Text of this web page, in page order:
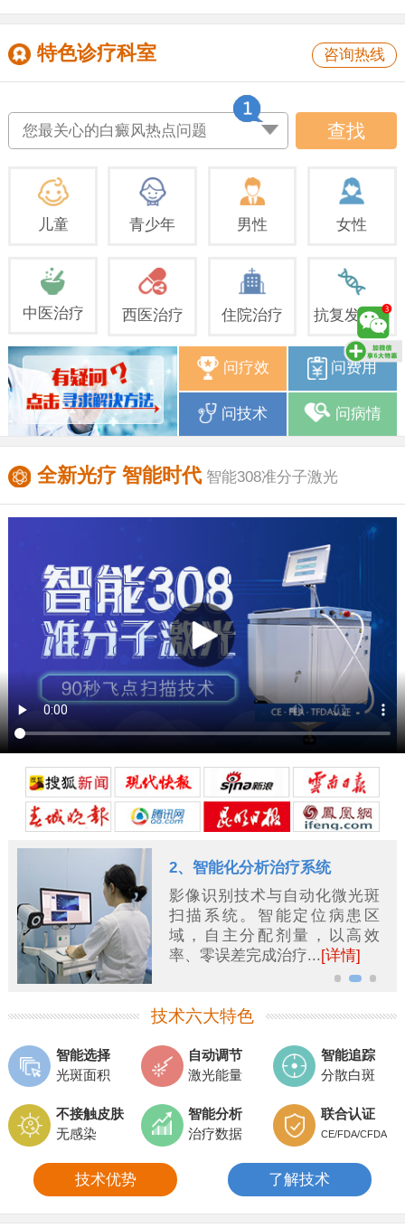
咨询热线
特色诊疗科室
您最关心的白癜风热点问题 查找
儿童 青少年 男性 女性
中医治疗 西医治疗 住院治疗 抗复发治疗
问疗效 问费用
问技术 问病情
全新光疗 智能时代 智能308准分子激光
自动化微光斑
定位病患区
量，以高效
疗...[详情]
3、多部位白斑
智能扫描识
斑，并同时治
量，同时不
肤...[详情]
技术六大特色
智能选择
光斑面积
自动调节
激光能量
智能追踪
分散白斑
不接触皮肤
无感染
智能分析
治疗数据
联合认证
CE/FDA/CFDA
技术优势 了解技术